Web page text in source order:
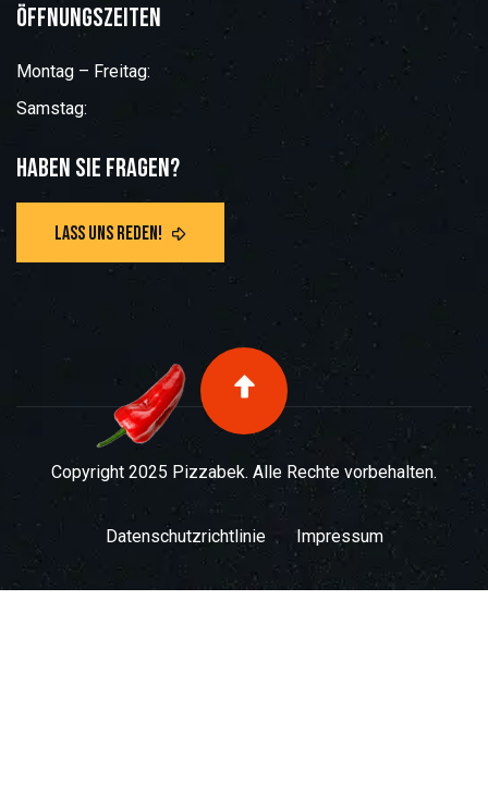
Öffnungszeiten
Montag – Freitag:
Samstag:
Haben Sie Fragen?
Copyright 2025 Pizzabek. Alle Rechte vorbehalten.
Datenschutzrichtlinie Impressum